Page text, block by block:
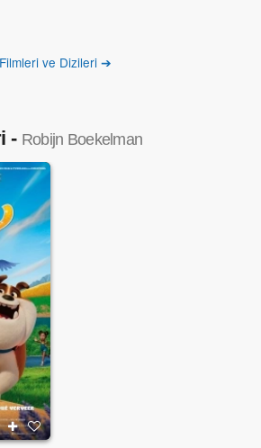
ve Dizileri ➔
- Robijn Boekelman